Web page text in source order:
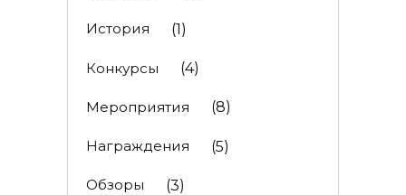
История (1)
Конкурсы (4)
Мероприятия (8)
Награждения (5)
Обзоры (3)